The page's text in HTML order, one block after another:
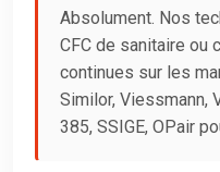
Absolument. Nos
CFC de sanitaire ou
continues sur les
Similor, Viessmann,
385, SSIGE, OPair